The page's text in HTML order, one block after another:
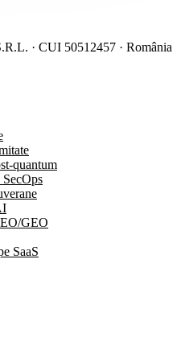
· CUI 50512457 · România
quantum
GEO
SaaS